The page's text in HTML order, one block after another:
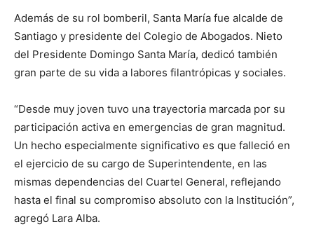
Además de su rol bomberil, Santa María fue alcalde de
Santiago y presidente del Colegio de Abogados. Nieto
del Presidente Domingo Santa María, dedicó también
gran parte de su vida a labores filantrópicas y sociales.
“Desde muy joven tuvo una trayectoria marcada por su
participación activa en emergencias de gran magnitud.
Un hecho especialmente significativo es que falleció en
el ejercicio de su cargo de Superintendente, en las
mismas dependencias del Cuartel General, reflejando
hasta el final su compromiso absoluto con la Institución”,
agregó Lara Alba.